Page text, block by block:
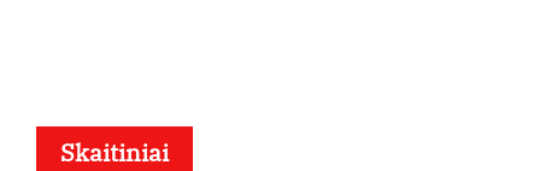
Skaitiniai